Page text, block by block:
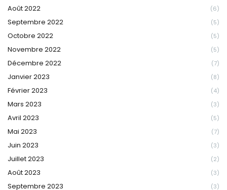
Août 2022 (6)
Septembre 2022 (5)
Octobre 2022 (5)
Novembre 2022 (5)
Décembre 2022 (7)
Janvier 2023 (8)
Février 2023 (4)
Mars 2023 (3)
Avril 2023 (5)
Mai 2023 (7)
Juin 2023 (3)
Juillet 2023 (2)
Août 2023 (3)
Septembre 2023 (3)